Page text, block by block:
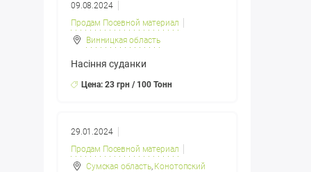
09.08.2024
Продам Посевной материал
Винницкая область
Насіння суданки
Цена: 23 грн / 100 Тонн
29.01.2024
Продам Посевной материал
Сумская область, Конотопский